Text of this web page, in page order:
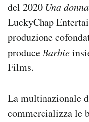
del 2020 Una
LuckyChap
produzione
produceBarbie
Films.
La multinazionale
commercializza le